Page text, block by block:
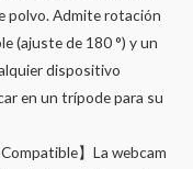
polvo. Admite rotación
(ajuste de 180 °) y un
dispositivo
en un trípode para su
】La webcam